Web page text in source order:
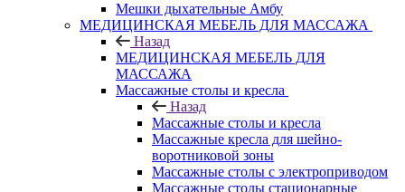
Мешки дыхательные Амбу
МЕДИЦИНСКАЯ МЕБЕЛЬ ДЛЯ МАССАЖА
Назад
МЕДИЦИНСКАЯ МЕБЕЛЬ ДЛЯ
МАССАЖА
Массажные столы и кресла
Назад
Массажные столы и кресла
Массажные кресла для шейно-
воротниковой зоны
Массажные столы с электроприводом
Массажные столы стационарные